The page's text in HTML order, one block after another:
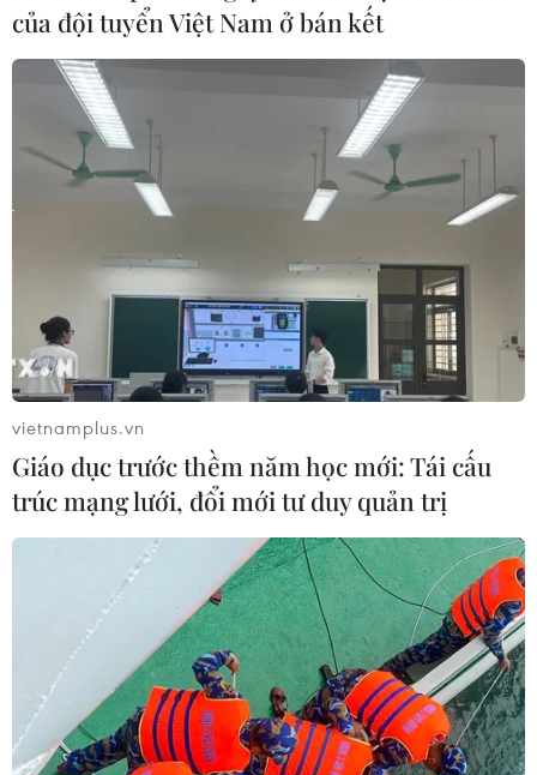
của đội tuyển Việt Nam ở bán kết
vietnamplus.vn
Giáo dục trước thềm năm học mới: Tái cấu
trúc mạng lưới, đổi mới tư duy quản trị